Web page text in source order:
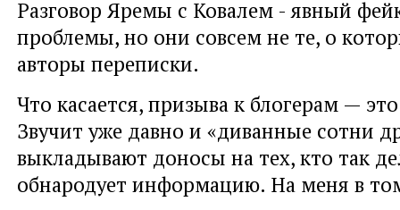
Разговор Яремы с Ковалем - явный
проблемы, но они совсем не те, о
авторы переписки.
Что касается, призыва к блогерам —
Звучит уже давно и «диванные сотни
выкладывают доносы на тех, кто так
обнародует информацию. На меня в